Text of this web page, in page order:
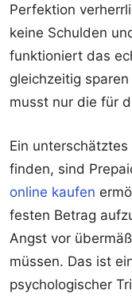
Perfektion
keine Schulden
funktioniert das
gleichzeitig sparen
musst nur die für
Ein
finden, sind
online kaufen
festen Betrag
Angst vor
müssen. Das ist
psychologischer